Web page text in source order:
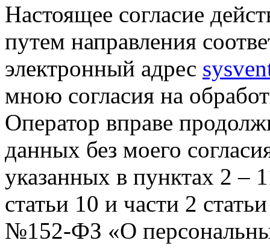
Настоящее согласие
путем направления
электронный адрес
мною согласия на
Оператор вправе
данных без моего
указанных в пунктах 2 –
статьи 10 и части 2
№152-ФЗ «О